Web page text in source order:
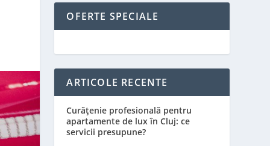
OFERTE SPECIALE
ARTICOLE RECENTE
Curățenie profesională pentru
apartamente de lux în Cluj: ce
servicii presupune?